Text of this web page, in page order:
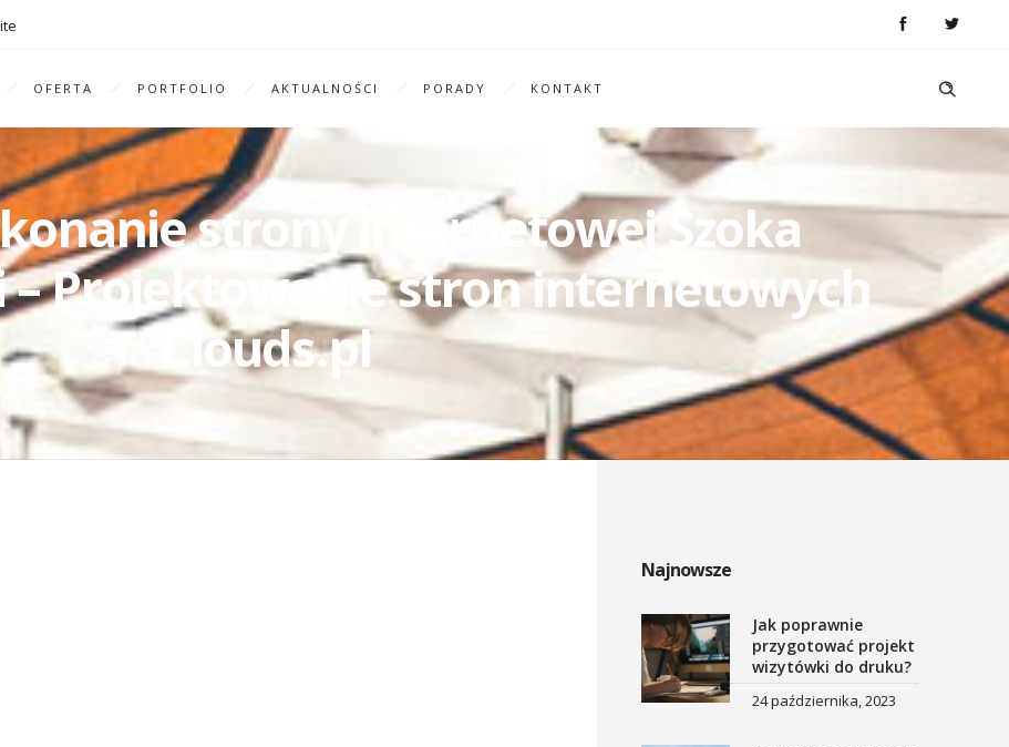
OFERTA PORTFOLIO AKTUALNOŚCI PORADY KONTAKT
strony internetowej Szoka
– Projektowanie stron internetowych
Clouds.pl
Najnowsze
Jak poprawnie
przygotować projekt
wizytówki do druku?
24 października, 2023